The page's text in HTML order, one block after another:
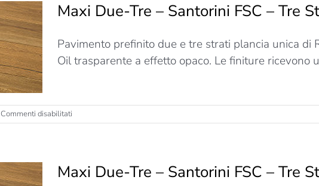
Santorini
FSC
Tre
–
Maxi Due-Tre – Santorini FSC – Tre
Pavimento prefinito due e tre strati plancia unica
Oil trasparente a effetto opaco. Le finiture ricevono
Commenti disabilitati
Maxi
Santorini
FSC
Maxi Due-Tre – Santorini FSC – Tre